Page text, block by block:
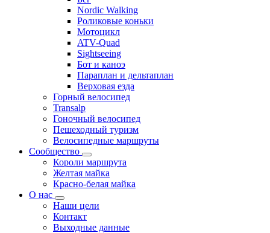
Nordic Walking
Роликовые коньки
Мотоцикл
ATV-Quad
Sightseeing
Бот и каноэ
Параплан и дельтаплан
Верховая езда
Горный велосипед
Transalp
Гоночный велосипед
Пешеходный туризм
Велосипедные маршруты
Сообщество
Короли маршрута
Желтая майка
Красно-белая майка
О нас
Наши цели
Контакт
Выходные данные